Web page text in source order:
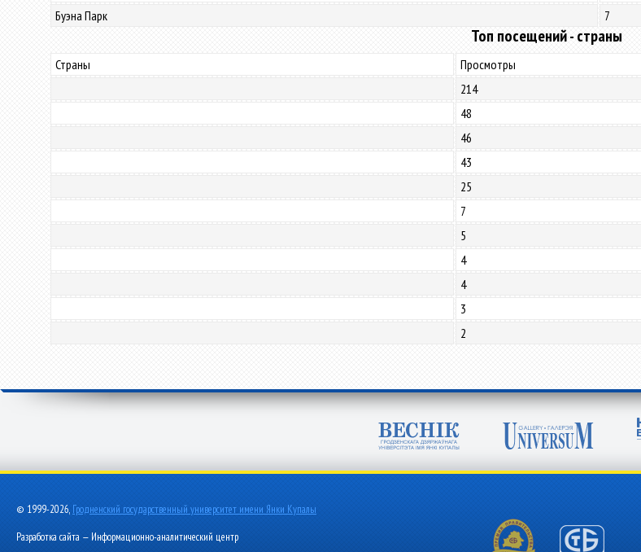
Буэна Парк
7
Топ посещений - страны
Страны
Просмотры
214
48
46
43
25
7
5
4
4
3
2
© 1999-2026, Гродненский государственный университет имени Янки Купалы
Разработка сайта — Информационно-аналитический центр